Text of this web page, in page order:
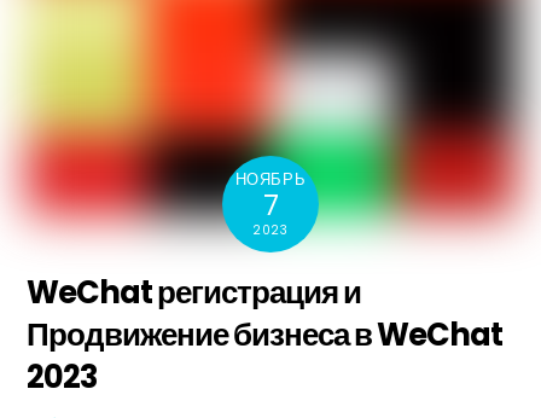
НОЯБРЬ
7
2023
WeChat регистрация и
Продвижение бизнеса в WeChat
2023